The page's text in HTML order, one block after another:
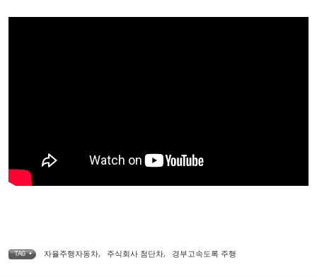
TAG • 자율주행자동차, 주식회사 첨단차, 경부고속도록 주행